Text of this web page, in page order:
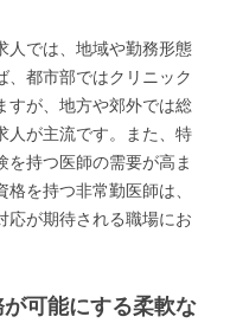
では、地域や勤務形態
、都市部ではクリニック
すが、地方や郊外では総
人が主流です。また、特
を持つ医師の需要が高ま
を持つ非常勤医師は、
応が期待される職場にお
可能にする柔軟な